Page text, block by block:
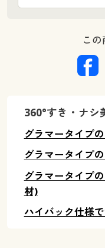
こ
360°すき・ナシ
グラマータイプ
グラマータイプ
グラマータイプ
材)
ハイバック仕様